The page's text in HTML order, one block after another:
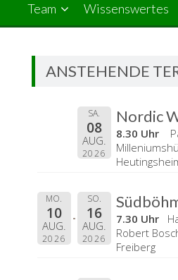
Team Wissenswertes
ANSTEHENDE
SA.
08
AUG.
2026
Nordic
8.30 Uhr
MO.
10
AUG.
2026
SO.
16
AUG.
2026
7.30 Uhr
Robert
Freiberg